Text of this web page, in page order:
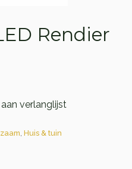
Rendier
verlanglijst
, Huis & tuin